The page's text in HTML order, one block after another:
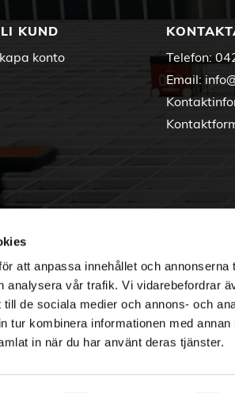
att anpassa innehållet och annonserna
analysera vår trafik. Vi vidarebefordrar
de sociala medier och annons- och
tur kombinera informationen med
in när du har använt deras tjänster.
KUND
konto
Telefon:
Email: